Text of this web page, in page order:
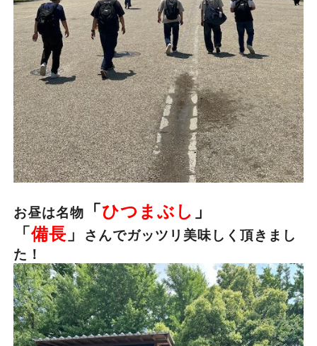
お昼は名物 「ひつまぶし 」
「備長 」
さんでガッツリ美味しく頂きまし
た！